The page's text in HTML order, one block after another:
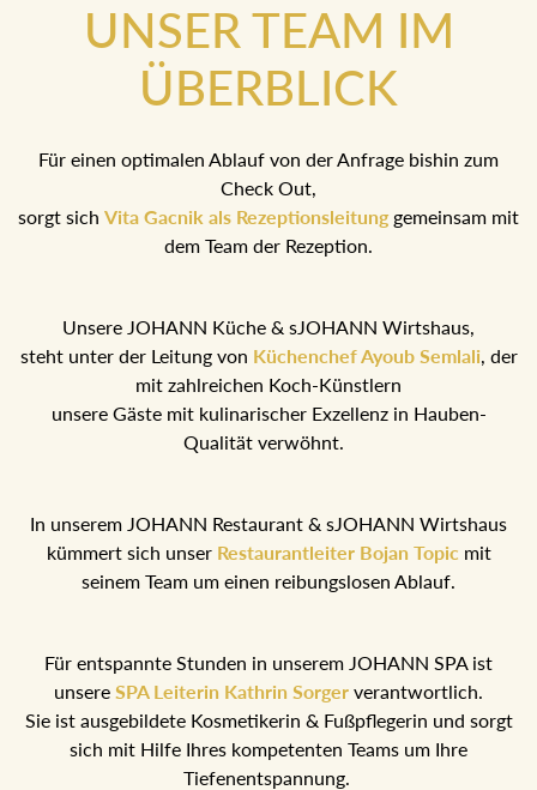
UNSER TEAM IM
ÜBERBLICK
Für einen optimalen Ablauf von der Anfrage bishin zum
Check Out,
sorgt sich Vita Gacnik als Rezeptionsleitunggemeinsam mit
dem Team der Rezeption.
Unsere JOHANN Küche & sJOHANN Wirtshaus,
steht unter der Leitung von Küchenchef Ayoub Semlali, der
mit zahlreichen Koch-Künstlern
unsere Gäste mit kulinarischer Exzellenz in Hauben-
Qualität verwöhnt.
In unserem JOHANN Restaurant & sJOHANN Wirtshaus
kümmert sich unser Restaurantleiter Bojan Topic mit
seinem Team um einen reibungslosen Ablauf.
Für entspannte Stunden in unserem JOHANN SPA ist
unsere SPA Leiterin Kathrin Sorger verantwortlich.
Sie ist ausgebildete Kosmetikerin & Fußpflegerin und sorgt
sich mit Hilfe Ihres kompetenten Teams um Ihre
Tiefenentspannung.